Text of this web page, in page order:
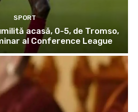
SPORT
acasă, 0-5, de Tromso,
al Conference League